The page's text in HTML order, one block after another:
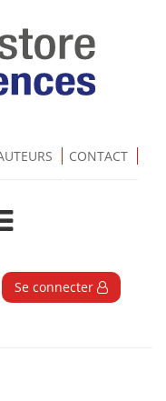
CONTACT
Se connecter